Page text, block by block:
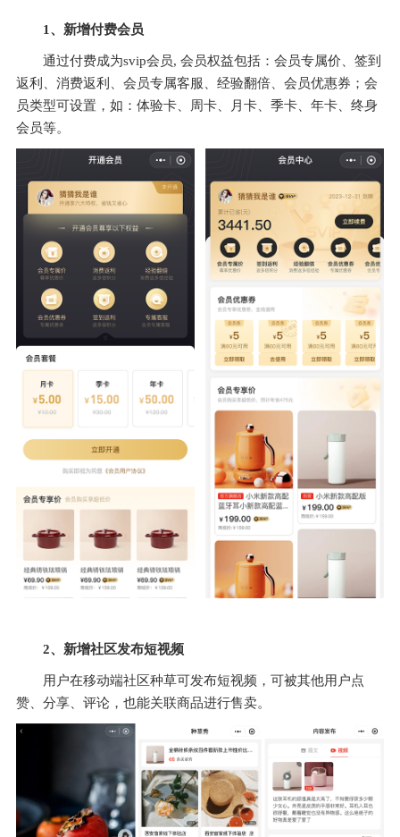
1、新增付费会员
通过付费成为svip会员, 会员权益包括：会员专属价、签到
返利、消费返利、会员专属客服、经验翻倍、会员优惠券；会
员类型可设置，如：体验卡、周卡、月卡、季卡、年卡、终身
会员等。
2、新增社区发布短视频
用户在移动端社区种草可发布短视频，可被其他用户点
赞、分享、评论，也能关联商品进行售卖。